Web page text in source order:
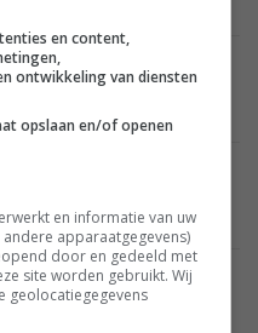
game controller voor iPad
tablets
inch gaming ‘tablet’
en content,
ontwikkeling van diensten
opslaan en/of openen
en informatie van uw
apparaatgegevens)
door en gedeeld met
site worden gebruikt. Wij
geolocatiegegevens